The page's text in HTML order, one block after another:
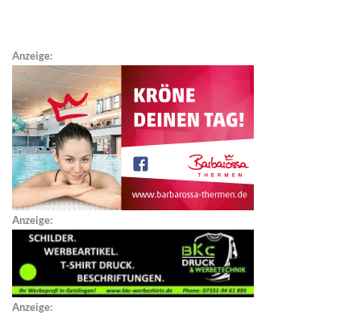
Anzeige:
Anzeige:
Anzeige: